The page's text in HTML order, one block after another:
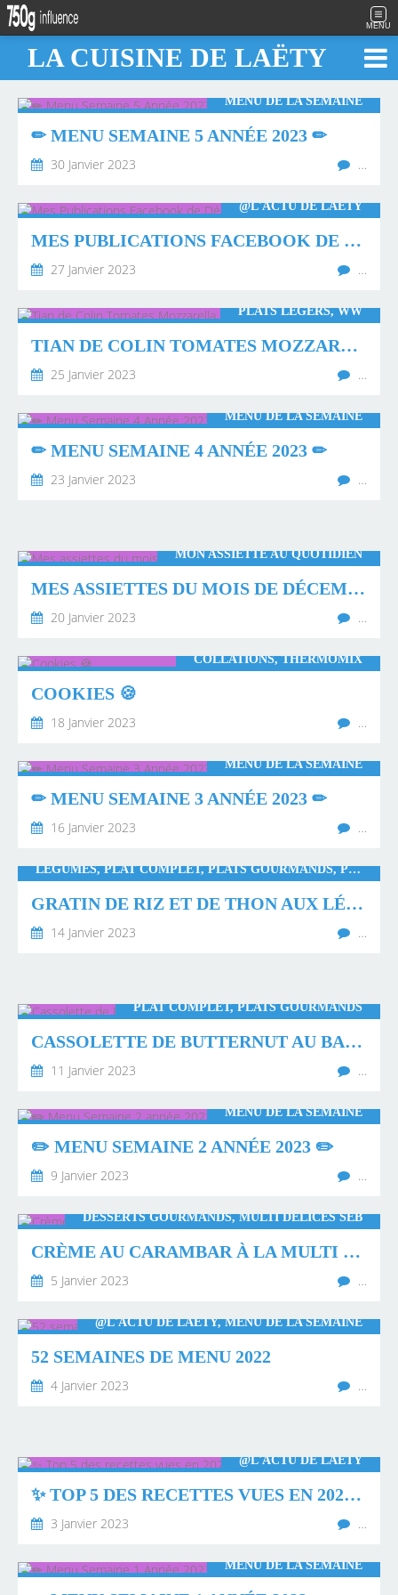
MENU
LA CUISINE DE LAËTY
MENU DE LA SEMAINE
✏ MENU SEMAINE 5 ANNÉE 2023 ✏
30 Janvier 2023 …
@L'ACTU DE LAËTY
MES PUBLICATIONS FACEBOOK DE DÉCEMBRE 2022 🌤
27 Janvier 2023 …
PLATS LÉGERS, WW
TIAN DE COLIN TOMATES MOZZARELLA
25 Janvier 2023 …
MENU DE LA SEMAINE
✏ MENU SEMAINE 4 ANNÉE 2023 ✏
23 Janvier 2023 …
MON ASSIETTE AU QUOTIDIEN
MES ASSIETTES DU MOIS DE DÉCEMBRE 2022 💖
20 Janvier 2023 …
COLLATIONS, THERMOMIX
COOKIES 🍪
18 Janvier 2023 …
MENU DE LA SEMAINE
✏ MENU SEMAINE 3 ANNÉE 2023 ✏
16 Janvier 2023 …
LÉGUMES, PLAT COMPLET, PLATS GOURMANDS, PLATS LÉGERS
GRATIN DE RIZ ET DE THON AUX LÉGUMES
14 Janvier 2023 …
PLAT COMPLET, PLATS GOURMANDS
CASSOLETTE DE BUTTERNUT AU BACON ET CHORIZO
11 Janvier 2023 …
MENU DE LA SEMAINE
✏️ MENU SEMAINE 2 ANNÉE 2023 ✏️
9 Janvier 2023 …
DESSERTS GOURMANDS, MULTI DÉLICES SEB
CRÈME AU CARAMBAR À LA MULTI DÉLICES
5 Janvier 2023 …
@L'ACTU DE LAËTY, MENU DE LA SEMAINE
52 SEMAINES DE MENU 2022
4 Janvier 2023 …
@L'ACTU DE LAËTY
✨ TOP 5 DES RECETTES VUES EN 2022 ✨
3 Janvier 2023 …
MENU DE LA SEMAINE